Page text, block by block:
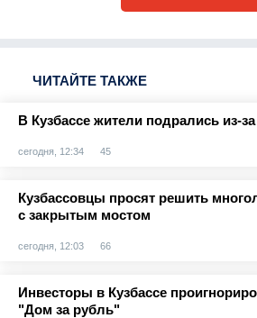
ЧИТАЙТЕ ТАКЖЕ
В Кузбассе жители подрались из-
сегодня, 12:34 45
Кузбассовцы просят решить
с закрытым мостом
сегодня, 12:03 66
Инвесторы в Кузбассе
"Дом за рубль"